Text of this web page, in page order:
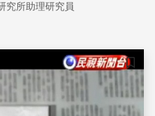
丹；若想控制或緩解更年期
究所助理研究員
儲存